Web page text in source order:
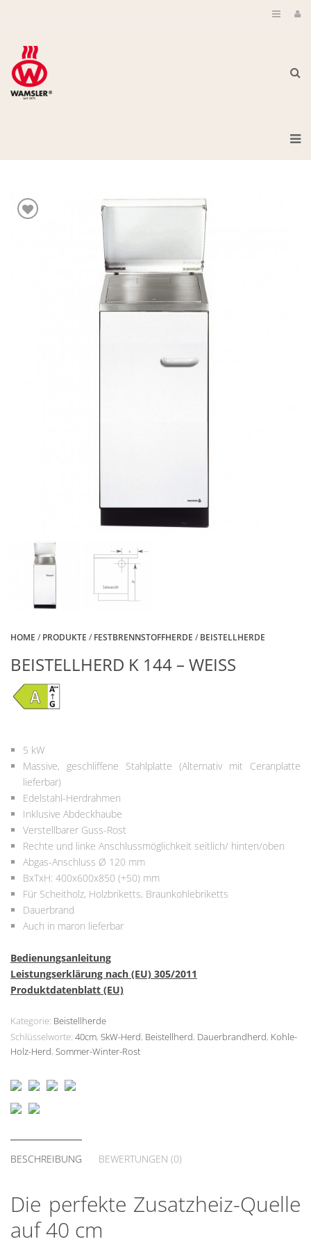
HOME / PRODUKTE / FESTBRENNSTOFFHERDE / BEISTELLHERDE
BEISTELLHERD K 144 – WEISS
5 kW
Massive, geschliffene Stahlplatte (Alternativ mit Ceranplatte
lieferbar)
Edelstahl-Herdrahmen
Inklusive Abdeckhaube
Verstellbarer Guss-Rost
Rechte und linke Anschlussmöglichkeit seitlich/ hinten/oben
Abgas-Anschluss Ø 120 mm
BxTxH: 400x600x850 (+50) mm
Für Scheitholz, Holzbriketts, Braunkohlebriketts
Dauerbrand
Auch in maron lieferbar
Bedienungsanleitung
Leistungserklärung nach (EU) 305/2011
Produktdatenblatt (EU)
Kategorie: Beistellherde
Schlüsselworte: 40cm, 5kW-Herd, Beistellherd, Dauerbrandherd, Kohle-
Holz-Herd, Sommer-Winter-Rost
BESCHREIBUNG BEWERTUNGEN (0)
Die perfekte Zusatzheiz-Quelle
auf 40 cm